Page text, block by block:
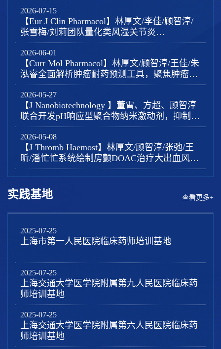
2026-07-15
【Eur J Clin Pharmacol】林厚文/李佳/顾智淳/
张雪梅/刘莉团队量化类风湿关节炎
b/tsDMARDs感染风险差异，为风湿精准用药
提供新循证证据
2026-06-01
【Curr Mol Pharmacol】林厚文/顾智淳/王佳/朱
泓睿全面解析肿瘤耐药预测工具，聚焦肿瘤血
栓交叉领域
2026-05-27
【J Nanobiotechnology 】董霄、方超、顾智淳
联合开发pH响应型聚合物纳米激动剂，抑制肿
瘤血栓，增强光动力疗法驱动的原位肿瘤疫苗
疗效
2026-05-08
【J Thromb Haemost】林厚文/顾智淳/张弛/王
昕/潘忙忙系统绘制房颤DOAC治疗大出血风险
图谱，为精准抗凝管理提供新循证证据。
实践基地 查看更多+
2025-07-25
上海市第一人民医院临床药师培训基地
2025-07-25
上海交通大学医学院附属第九人民医院临床药
师培训基地
2025-07-25
上海交通大学医学院附属第六人民医院临床药
师培训基地